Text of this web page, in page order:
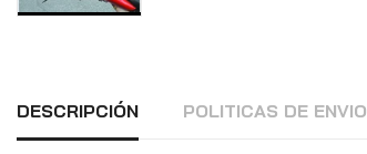
DESCRIPCIÓN POLITICAS DE ENVIO